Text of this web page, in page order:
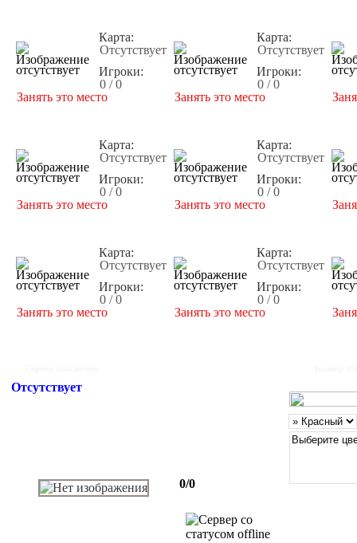
Карта:
Отсутствует
Игроки:
0 / 0
Занять это место
Карта:
Отсутствует
Игроки:
0 / 0
Занять это место
Карта:
Отсутствует
Игроки:
0 / 0
Занять это место
Карта:
Отсутствует
Игроки:
0 / 0
Занять это место
Карта:
Отсутствует
Игроки:
0 / 0
Занять это место
Карта:
Отсутствует
Игроки:
0 / 0
Занять это место
Отсутствует
0/0